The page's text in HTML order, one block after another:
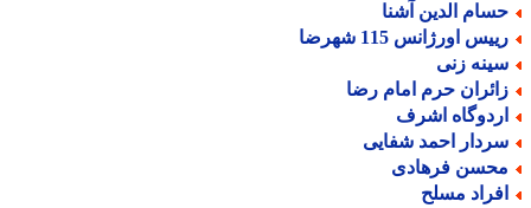
الدین آشنا
اورژانس 115 شهرضا
زنی
حرم امام رضا
اشرف
احمد شفایی
فرهادی
مسلح